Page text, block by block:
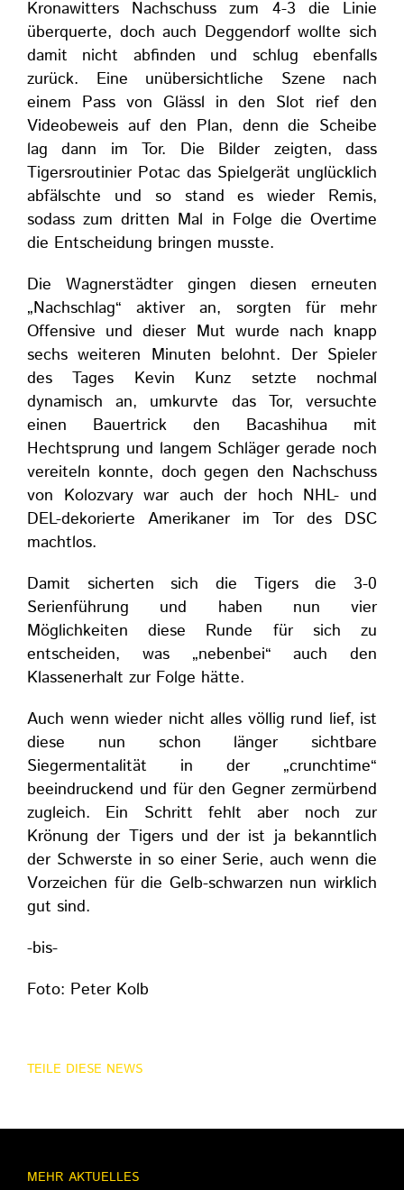
Kronawitters Nachschuss zum 4-3 die Linie
überquerte, doch auch Deggendorf wollte sich
damit nicht abfinden und schlug ebenfalls
zurück. Eine unübersichtliche Szene nach
einem Pass von Glässl in den Slot rief den
Videobeweis auf den Plan, denn die Scheibe
lag dann im Tor. Die Bilder zeigten, dass
Tigersroutinier Potac das Spielgerät unglücklich
abfälschte und so stand es wieder Remis,
sodass zum dritten Mal in Folge die Overtime
die Entscheidung bringen musste.
Die Wagnerstädter gingen diesen erneuten
„Nachschlag“ aktiver an, sorgten für mehr
Offensive und dieser Mut wurde nach knapp
sechs weiteren Minuten belohnt. Der Spieler
des Tages Kevin Kunz setzte nochmal
dynamisch an, umkurvte das Tor, versuchte
einen Bauertrick den Bacashihua mit
Hechtsprung und langem Schläger gerade noch
vereiteln konnte, doch gegen den Nachschuss
von Kolozvary war auch der hoch NHL- und
DEL-dekorierte Amerikaner im Tor des DSC
machtlos.
Damit sicherten sich die Tigers die 3-0
Serienführung und haben nun vier
Möglichkeiten diese Runde für sich zu
entscheiden, was „nebenbei“ auch den
Klassenerhalt zur Folge hätte.
Auch wenn wieder nicht alles völlig rund lief, ist
diese nun schon länger sichtbare
Siegermentalität in der „crunchtime“
beeindruckend und für den Gegner zermürbend
zugleich. Ein Schritt fehlt aber noch zur
Krönung der Tigers und der ist ja bekanntlich
der Schwerste in so einer Serie, auch wenn die
Vorzeichen für die Gelb-schwarzen nun wirklich
gut sind.
-bis-
Foto: Peter Kolb
TEILE DIESE NEWS
MEHR AKTUELLES